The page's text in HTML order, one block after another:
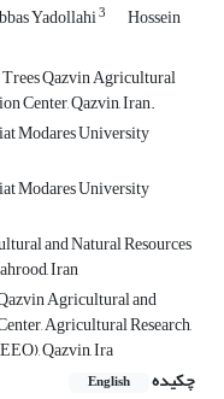
Yadollahi3 Hossein
Qazvin Agricultural
Center, Qazvin, Iran.
Modares University
Modares University
and Natural Resources
Iran
Agricultural and
Agricultural Research,
Qazvin, Ira
چکیده
English